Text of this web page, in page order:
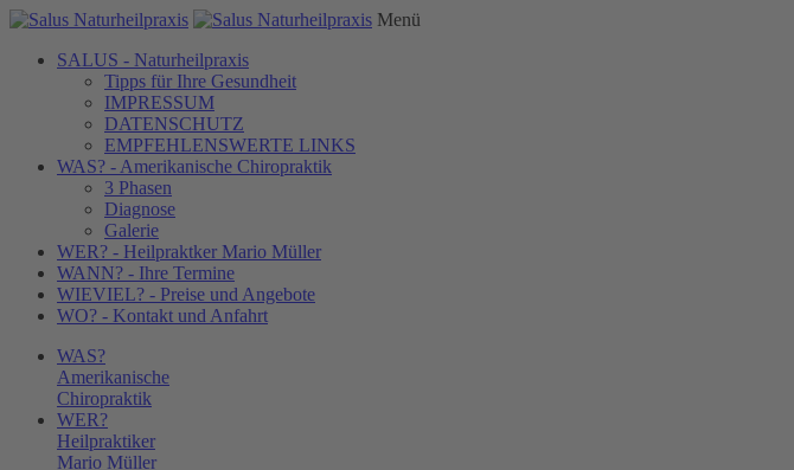
Menü
SALUS - Naturheilpraxis
Tipps für Ihre Gesundheit
IMPRESSUM
DATENSCHUTZ
EMPFEHLENSWERTE LINKS
WAS? - Amerikanische Chiropraktik
3 Phasen
Diagnose
Galerie
WER? - Heilpraktker Mario Müller
WANN? - Ihre Termine
WIEVIEL? - Preise und Angebote
WO? - Kontakt und Anfahrt
WAS?
Amerikanische
Chiropraktik
WER?
Heilpraktiker
Mario Müller